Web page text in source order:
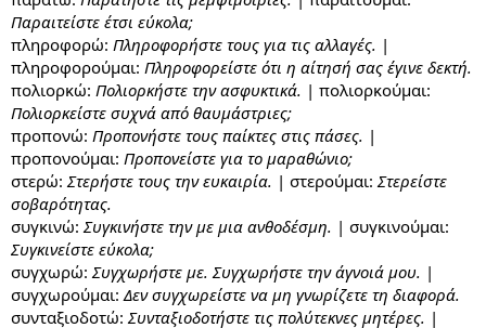
Παραιτείστε έτσι εύκολα;
πληροφορώ: Πληροφορήστε τους για τις αλλαγές. |
πληροφορούμαι: Πληροφορείστε ότι η αίτησή σας έγινε δεκτή.
πολιορκώ: Πολιορκήστε την ασφυκτικά. | πολιορκούμαι:
Πολιορκείστε συχνά από θαυμάστριες;
προπονώ: Προπονήστε τους παίκτες στις πάσες. |
προπονούμαι: Προπονείστε για το μαραθώνιο;
στερώ: Στερήστε τους την ευκαιρία. | στερούμαι: Στερείστε
σοβαρότητας.
συγκινώ: Συγκινήστε την με μια ανθοδέσμη. | συγκινούμαι:
Συγκινείστε εύκολα;
συγχωρώ: Συγχωρήστε με. Συγχωρήστε την άγνοιά μου. |
συγχωρούμαι: Δεν συγχωρείστε να μη γνωρίζετε τη διαφορά.
συνταξιοδοτώ: Συνταξιοδοτήστε τις πολύτεκνες μητέρες. |